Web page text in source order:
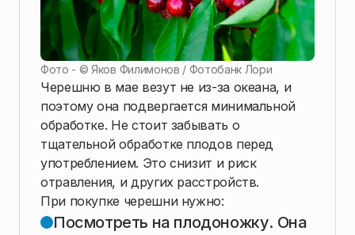
Фото - ©Яков Филимонов / Фотобанк Лори
Черешню в мае везут не из-за океана, и
поэтому она подвергается минимальной
обработке. Не стоит забывать о
тщательной обработке плодов перед
употреблением. Это снизит и риск
отравления, и других расстройств.
При покупке черешни нужно:
Посмотреть на плодоножку. Она